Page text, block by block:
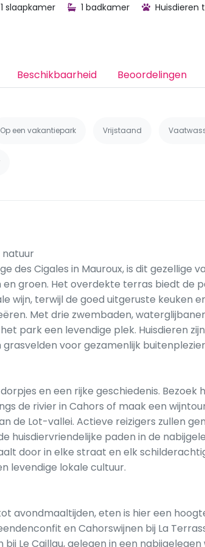
1 slaapkamer 1 badkamer
Huisdieren
Beschikbaarheid Beoordelingen
Op een vakantiepark Vrijstaand
des Cigales in Mauroux, is dit gezellige
groen. Het overdekte terras biedt de
wijn, terwijl de goed uitgeruste keuken
Met drie zwembaden,
park een levendige plek. Huisdieren
voor gezamenlijk
en een rijke geschiedenis. Bezoek
de rivier in Cahors of maak een
de Lot-vallei. Actieve reizigers zullen
huisdiervriendelijke paden in de
door in elke straat en elk
levendige lokale cultuur.
avondmaaltijden, eten is hier een
en Cahorswijnen bij La
Le Caillau, gelegen in een nabijgelegen